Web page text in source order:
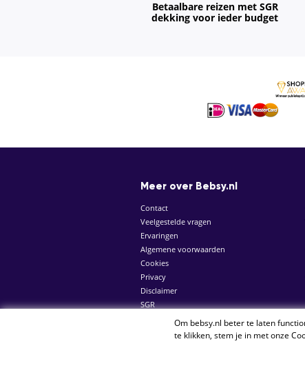
Betaalbare reizen met SGR
dekking voor ieder budget
Meer over Bebsy.nl
Contact
Veelgestelde vragen
Ervaringen
Algemene voorwaarden
Cookies
Privacy
Disclaimer
SGR
Om bebsy.nl beter te laten
te klikken, stem je in met onze